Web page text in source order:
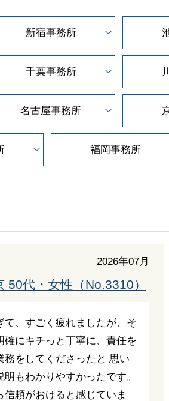
新宿事務所
千葉事務所
名古屋事務所
福岡事務所
2026年07月
50代・女性（No.3310）
て、すごく疲れましたが、そ
確にキチっと丁寧に、責任を
務をしてくださったと 思い
明もわかりやすかったです。
信頼がおけると感じていま